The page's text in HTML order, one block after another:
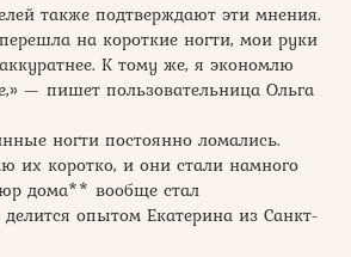
также подтверждают эти мнения.
на короткие ногти, мои руки
К тому же, я экономлю
— пишет пользовательница Ольга
ногти постоянно ломались.
их коротко, и они стали намного
дома** вообще стал
опытом Екатерина из Санкт-